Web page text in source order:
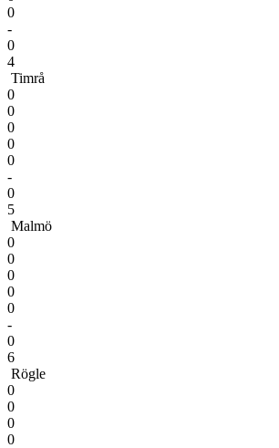
0
-
0
4
Timrå
0
0
0
0
0
-
0
5
Malmö
0
0
0
0
0
-
0
6
Rögle
0
0
0
0